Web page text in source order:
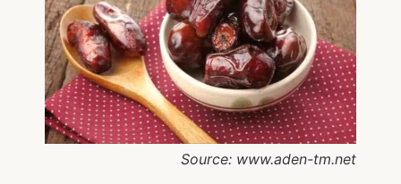
Source: www.aden-tm.net